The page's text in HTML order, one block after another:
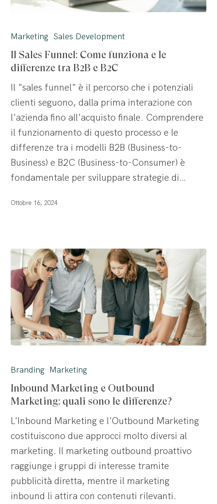
Sales
Funnel:
Come
e
le
differenze
tra
B2B
e
B2C
Marketing Sales Development
Il Sales Funnel: Come funziona e le
differenze tra B2B e B2C
Il "sales funnel" è il percorso che i potenziali
clienti seguono, dalla prima interazione con
l'azienda fino all'acquisto finale. Comprendere
il funzionamento di questo processo e le
differenze tra i modelli B2B (Business-to-
Business) e B2C (Business-to-Consumer) è
fondamentale per sviluppare strategie di…
Ottobre 16, 2024
Marketing
e
Outbound
quali
sono
le
differenze?
Branding Marketing
Inbound Marketing e Outbound
Marketing: quali sono le differenze?
L'Inbound Marketing e l'Outbound Marketing
costituiscono due approcci molto diversi al
marketing. Il marketing outbound proattivo
raggiunge i gruppi di interesse tramite
pubblicità diretta, mentre il marketing
inbound li attira con contenuti rilevanti.